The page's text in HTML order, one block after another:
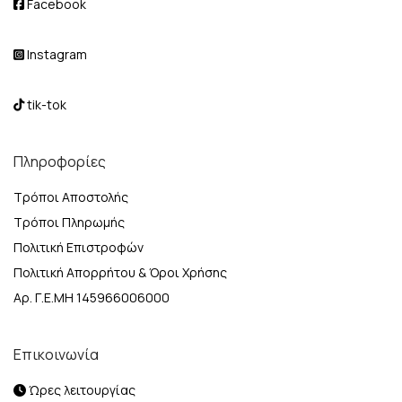
Facebook
Instagram
tik-tok
Πληροφορίες
Τρόποι Αποστολής
Τρόποι Πληρωμής
Πολιτική Επιστροφών
Πολιτική Απορρήτου & Όροι Χρήσης
Αρ. Γ.Ε.ΜΗ 145966006000
Επικοινωνία
Ώρες λειτουργίας